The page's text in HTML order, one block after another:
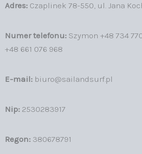
Adres: Czaplinek 78-550, ul. Jana
Numer telefonu: Szymon +48 734
+48 661 076 968
E-mail: biuro@sailandsurf.pl
Nip: 2530283917
Regon: 380678791